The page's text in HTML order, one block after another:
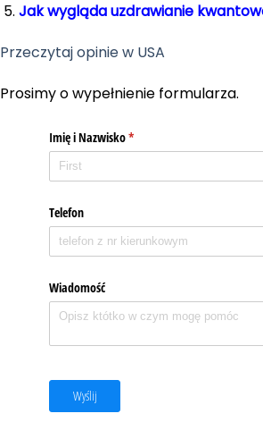
Jak wygląda uzdrawianie
Przeczytaj opinie w USA
Prosimy o wypełnienie formularza.
Imię i Nazwisko*
(required)
Telefon
Wiadomość
Wyślij